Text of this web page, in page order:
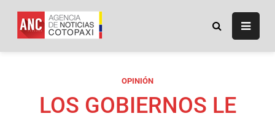
Agencia de Noticias
OPINIÓN
LOS GOBIERNOS LE